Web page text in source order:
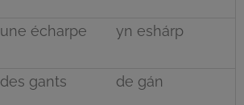
une écharpe yn eshárp
des gants de gán